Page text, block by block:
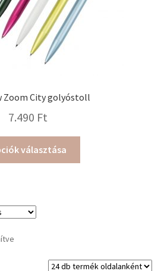
Zoom City golyóstoll
7.490 Ft
választása
a